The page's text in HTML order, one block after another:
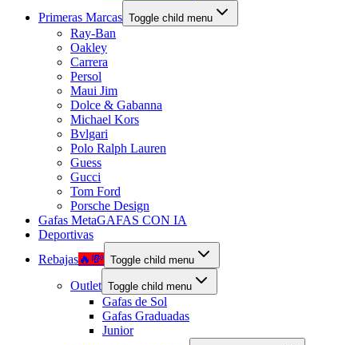
Primeras Marcas Toggle child menu
Ray-Ban
Oakley
Carrera
Persol
Maui Jim
Dolce & Gabanna
Michael Kors
Bvlgari
Polo Ralph Lauren
Guess
Gucci
Tom Ford
Porsche Design
Gafas MetaGAFAS CON IA
Deportivas
Rebajas🔥💸 Toggle child menu
Outlet Toggle child menu
Gafas de Sol
Gafas Graduadas
Junior